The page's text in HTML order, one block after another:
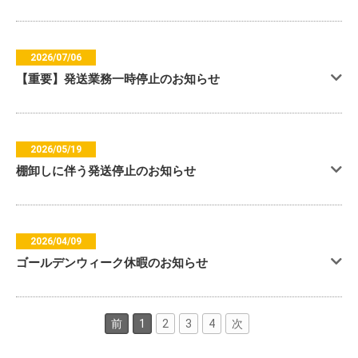
2026/07/06
【重要】発送業務一時停止のお知らせ
2026/05/19
棚卸しに伴う発送停止のお知らせ
2026/04/09
ゴールデンウィーク休暇のお知らせ
前 1 2 3 4 次